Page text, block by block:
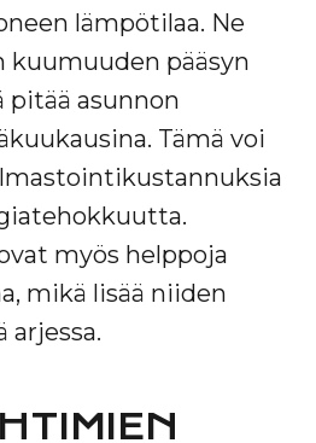
lämpötilaa. Ne
kuumuuden pääsyn
asunnon
Tämä voi
myös helppoja
mikä lisää niiden
arjessa.